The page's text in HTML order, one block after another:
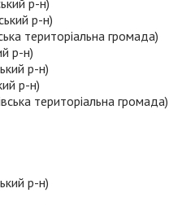
р-н)
р-н)
територіальна громада)
р-н)
р-н)
р-н)
територіальна громада)
р-н)